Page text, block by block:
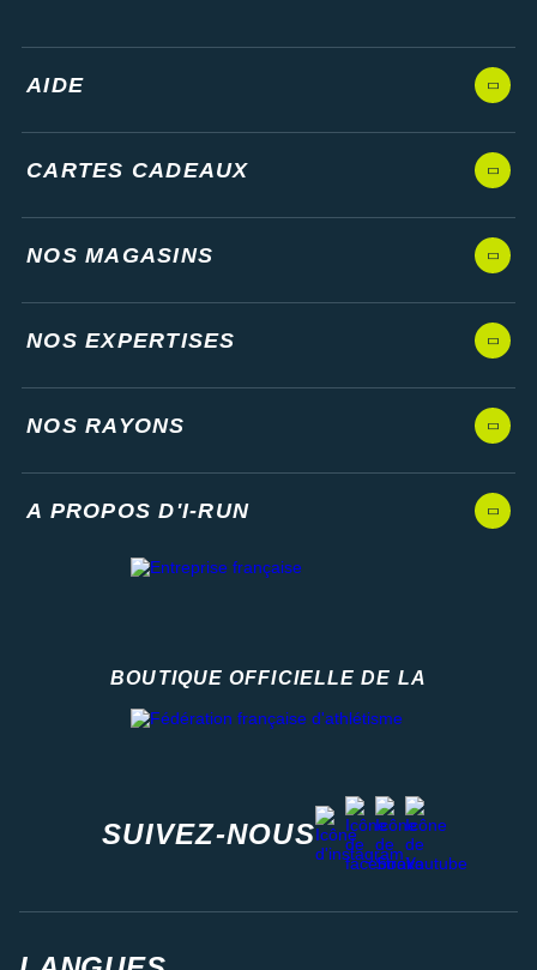
AIDE
CARTES CADEAUX
NOS MAGASINS
NOS EXPERTISES
NOS RAYONS
A PROPOS D'I-RUN
BOUTIQUE OFFICIELLE DE LA
SUIVEZ-NOUS
instagram
facebook
stravayoutube